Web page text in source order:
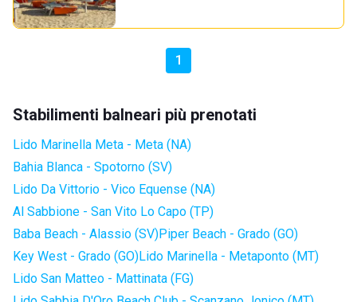
1
Stabilimenti balneari più prenotati
Lido Marinella Meta - Meta (NA)
Bahia Blanca - Spotorno (SV)
Lido Da Vittorio - Vico Equense (NA)
Al Sabbione - San Vito Lo Capo (TP)
Baba Beach - Alassio (SV)Piper Beach - Grado (GO)
Key West - Grado (GO)Lido Marinella - Metaponto (MT)
Lido San Matteo - Mattinata (FG)